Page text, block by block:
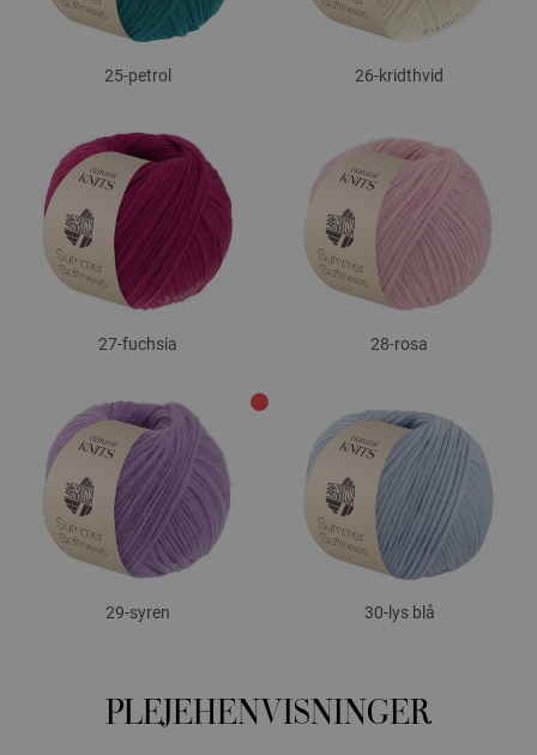
25-petrol 26-kridthvid
27-fuchsia 28-rosa
29-syren 30-lys blå
PLEJEHENVISNINGER